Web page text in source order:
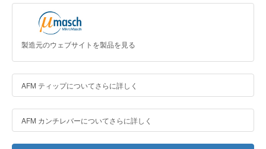
製造元のウェブサイトを製品を見る
AFM ティップについてさらに詳しく
AFM カンチレバーについてさらに詳しく